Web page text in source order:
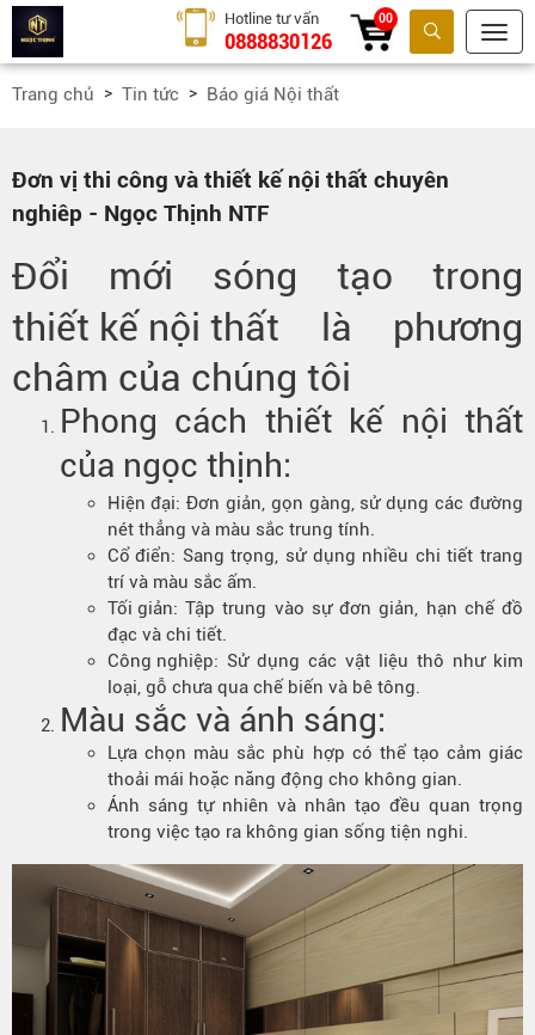
Tìm kiếm
Hotline tư vấn
0888830126
00
Trang chủ Tin tức Báo giá Nội thất
Đơn vị thi công và thiết kế nội thất chuyên
nghiêp - Ngọc Thịnh NTF
Đổi mới sóng tạo trong
thiết kế nội thất là phương
châm của chúng tôi
Phong cách thiết kế nội thất
của ngọc thịnh:
Hiện đại: Đơn giản, gọn gàng, sử dụng các đường
nét thẳng và màu sắc trung tính.
Cổ điển: Sang trọng, sử dụng nhiều chi tiết trang
trí và màu sắc ấm.
Tối giản: Tập trung vào sự đơn giản, hạn chế đồ
đạc và chi tiết.
Công nghiệp: Sử dụng các vật liệu thô như kim
loại, gỗ chưa qua chế biến và bê tông.
Màu sắc và ánh sáng:
Lựa chọn màu sắc phù hợp có thể tạo cảm giác
thoải mái hoặc năng động cho không gian.
Ánh sáng tự nhiên và nhân tạo đều quan trọng
trong việc tạo ra không gian sống tiện nghi.